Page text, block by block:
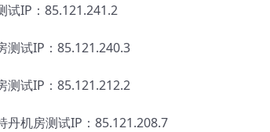
IP：85.121.241.2
试IP：85.121.240.3
试IP：85.121.212.2
机房测试IP：85.121.208.7